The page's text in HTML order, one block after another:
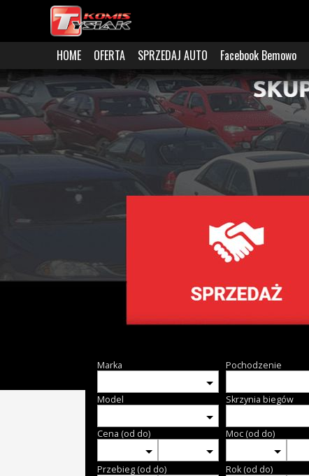
HOME OFERTA SPRZEDAJ AUTO Facebook Bemowo
Marka
Model
Cena (od do)
Przebieg (od do)
Pochodzenie
Skrzynia biegów
Moc (od do)
Rok (od do)